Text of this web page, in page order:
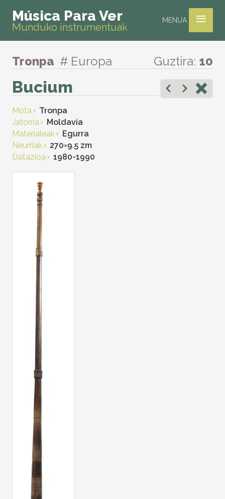
≡
MENUA
Música Para Ver
Munduko instrumentuak
Tronpa # Europa Guztira: 10
Bucium
Mota
Tronpa
Jatorria
Moldavia
Materialeak
Egurra
Neurriak
270×9.5 zm
Datazioa
1980-1990